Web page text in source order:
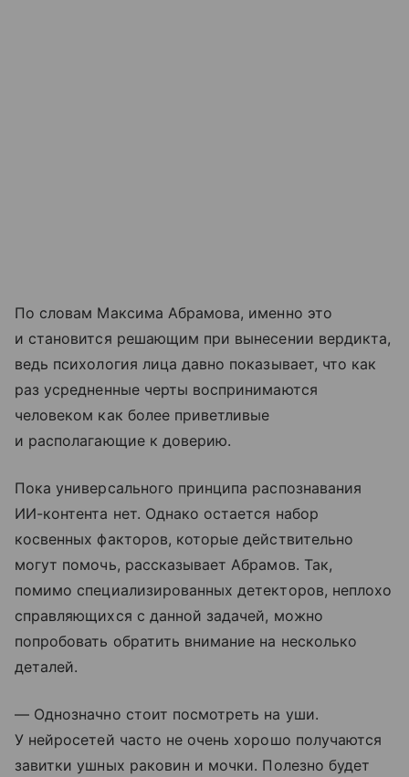
По словам Максима Абрамова, именно это
и становится решающим при вынесении вердикта,
ведь психология лица давно показывает, что как
раз усредненные черты воспринимаются
человеком как более приветливые
и располагающие к доверию.
Пока универсального принципа распознавания
ИИ-контента нет. Однако остается набор
косвенных факторов, которые действительно
могут помочь, рассказывает Абрамов. Так,
помимо специализированных детекторов, неплохо
справляющихся с данной задачей, можно
попробовать обратить внимание на несколько
деталей.
— Однозначно стоит посмотреть на уши.
У нейросетей часто не очень хорошо получаются
завитки ушных раковин и мочки. Полезно будет